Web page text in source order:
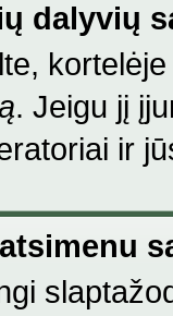
dalyvių
. Jeigu jį
ir